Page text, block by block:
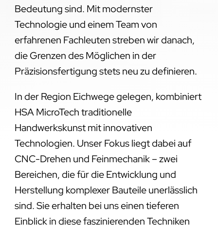
Bedeutung sind. Mit modernster
Technologie und einem Team von
erfahrenen Fachleuten streben wir danach,
die Grenzen des Möglichen in der
Präzisionsfertigung stets neu zu definieren.
In der Region Eichwege gelegen, kombiniert
HSA MicroTech traditionelle
Handwerkskunst mit innovativen
Technologien. Unser Fokus liegt dabei auf
CNC-Drehen und Feinmechanik – zwei
Bereichen, die für die Entwicklung und
Herstellung komplexer Bauteile unerlässlich
sind. Sie erhalten bei uns einen tieferen
Einblick in diese faszinierenden Techniken